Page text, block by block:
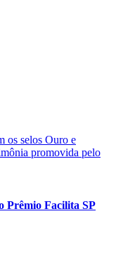
Prêmio Facilita SP